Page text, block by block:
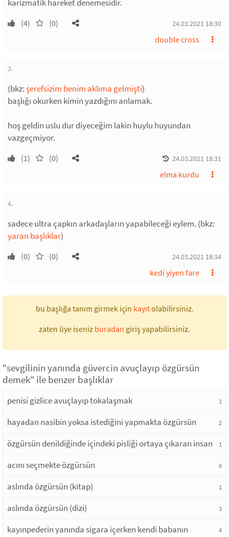
karizmatik hareket denemesidir.
(4) (0) 24.03.2021 18:30
double cross
3.
(bkz:şerefsizim benim aklıma gelmişti)
başlığı okurken kimin yazdığını anlamak.
hoş geldin uslu dur diyeceğim lakin huylu huyundan
vazgeçmiyor.
(1) (0) 24.03.2021 18:31
elma kurdu
4.
sadece ultra çapkın arkadaşların yapabileceği eylem. (bkz:
yaran başlıklar)
(0) (0) 24.03.2021 18:34
kedi yiyen fare
bu başlığa tanım girmek için kayıtolabilirsiniz.
zaten üye iseniz buradan giriş yapabilirsiniz.
"sevgilinin yanında güvercin avuçlayıp özgürsün
demek" ile benzer başlıklar
penisi gizlice avuçlayıp tokalaşmak 1
hayadan nasibin yoksa istediğini yapmakta özgürsün 2
özgürsün denildiğinde içindeki pisliği ortaya çıkaran insan 1
acını seçmekte özgürsün 6
aslında özgürsün (kitap) 1
aslında özgürsün (dizi) 3
kayınpederin yanında sigara içerken kendi babanın
4